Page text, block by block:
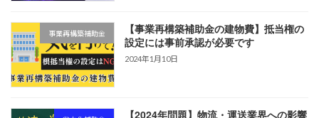
事業再構築補助金
【事業再構築補助金の建物費】抵当権の
設定には事前承認が必要です
2024年1月10日
【2024年問題】物流・運送業界への影響